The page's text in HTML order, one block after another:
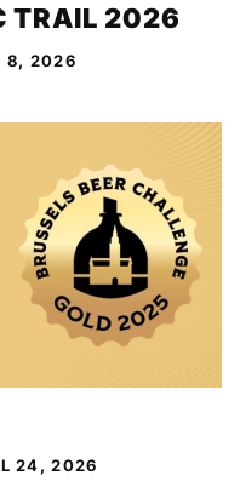
TRAIL 2026
8, 2026
24, 2026